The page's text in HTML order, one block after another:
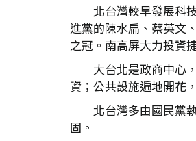
北台灣較早發展科
進黨的陳水扁、蔡英文
之冠。南高屏大力投資
大台北是政商中心
資；公共設施遍地開花
北台灣多由國民黨
固。